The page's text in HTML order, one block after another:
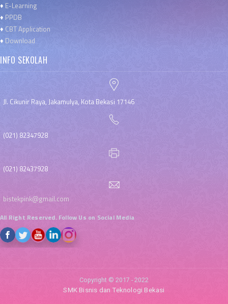
♦ E-Learning
♦ PPDB
♦ CBT Application
♦ Download
INFO SEKOLAH
Jl. Cikunir Raya, Jakamulya, Kota Bekasi 17146
(021) 82347928
(021) 82437928
bistekpink@gmail.com
All Right Reserved. Follow Us on Social Media
Copyright © 2017 - 2022
SMK Bisnis dan Teknologi Bekasi